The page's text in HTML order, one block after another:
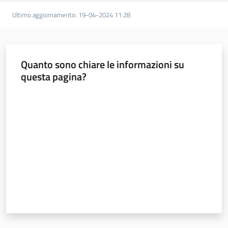
Ultimo aggiornamento: 19-04-2024 11:28
Quanto sono chiare le informazioni su
questa pagina?